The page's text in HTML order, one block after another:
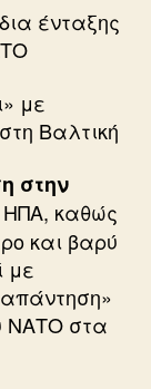
ένταξης
με
Βαλτική
στην
καθώς
και βαρύ
με
ΝΑΤΟ στα